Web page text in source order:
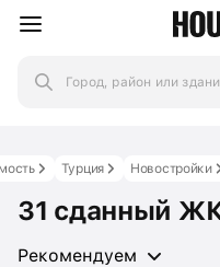
Город, район или
Новостройки
Турция
31 сданный
Рекомендуем